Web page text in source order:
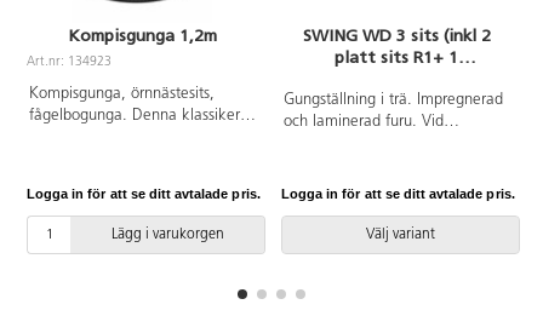
Kompisgunga 1,2m
Art.nr: 134923
Kompisgunga, örnnästesits,
fågelbogunga. Denna klassiker
Logga in för att se ditt avtalade pris.
Lägg i varukorgen
SWING WD 3 sits (inkl 2
platt sits R1+ 1
Gungställning i trä. Impregnerad
och laminerad furu. Vid
användas. Den senaste versionen
Leverantörens artikelnummer
WD1494 Inkluderar
Logga in för att se ditt avtalade pris.
Välj variant